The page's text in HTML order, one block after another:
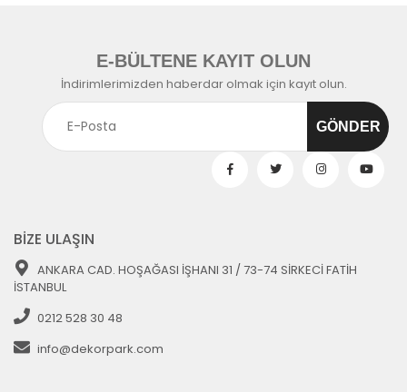
E-BÜLTENE KAYIT OLUN
İndirimlerimizden haberdar olmak için kayıt olun.
BİZE ULAŞIN
ANKARA CAD. HOŞAĞASI İŞHANI 31 / 73-74 SİRKECİ FATİH
İSTANBUL
0212 528 30 48
info@dekorpark.com